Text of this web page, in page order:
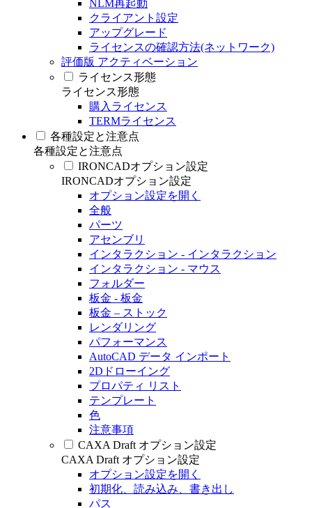
NLM再起動
クライアント設定
アップグレード
ライセンスの確認方法(ネットワーク)
評価版 アクティベーション
ライセンス形態
ライセンス形態
購入ライセンス
TERMライセンス
各種設定と注意点
各種設定と注意点
IRONCADオプション設定
IRONCADオプション設定
オプション設定を開く
全般
パーツ
アセンブリ
インタラクション - インタラクション
インタラクション - マウス
フォルダー
板金 - 板金
板金 – ストック
レンダリング
パフォーマンス
AutoCAD データ インポート
2Dドローイング
プロパティ リスト
テンプレート
色
注意事項
CAXA Draft オプション設定
CAXA Draft オプション設定
オプション設定を開く
初期化、読み込み、書き出し
パス